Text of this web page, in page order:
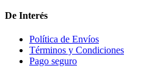
De Interés
Política de Envíos
Términos y Condiciones
Pago seguro